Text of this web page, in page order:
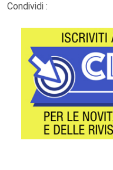
Condividi :